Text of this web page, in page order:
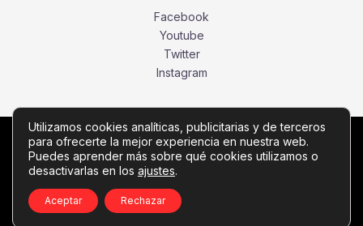
Facebook
Youtube
Twitter
Instagram
Copyright © Todos los derechos reservados -
diariobajio.com
Política de privacidad-Política de cookies
Utilizamos cookies analíticas, publicitarias y de terceros
para ofrecerte la mejor experiencia en nuestra web.
Puedes aprender más sobre qué cookies utilizamos o
desactivarlas en los ajustes.
Aceptar Rechazar